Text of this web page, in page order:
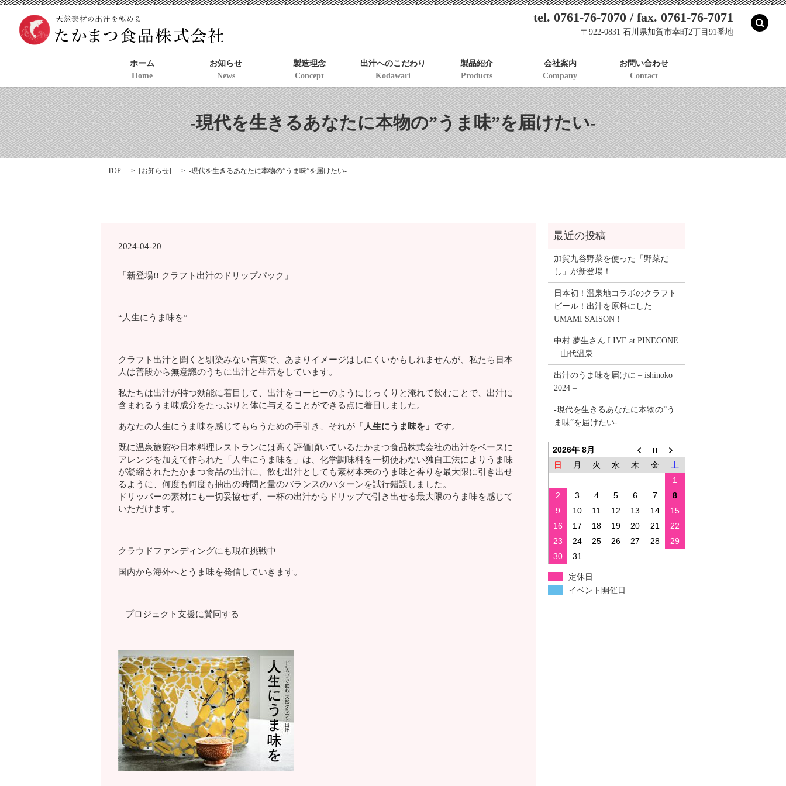
tel. 0761-76-7070 / fax. 0761-76-7071
〒922-0831 石川県加賀市幸町2丁目91番地
ホーム
Home
お知らせ
News
製造理念
Concept
出汁へのこだわり
Kodawari
製品紹介
Products
会社案内
Company
お問い合わせ
Contact
-現代を生きるあなたに本物の”うま味”を届けたい-
TOP [お知らせ] -現代を生きるあなたに本物の”うま味”を届けたい-
2024-04-20
「新登場!! クラフト出汁のドリップパック」
“人生にうま味を”
クラフト出汁と聞くと馴染みない言葉で、あまりイメージはしにくいかもしれませんが、私たち日本
人は普段から無意識のうちに出汁と生活をしています。
私たちは出汁が持つ効能に着目して、出汁をコーヒーのようにじっくりと淹れて飲むことで、出汁に
含まれるうま味成分をたっぷりと体に与えることができる点に着目しました。
あなたの人生にうま味を感じてもらうための手引き、それが「 人生にうま味を」 です。
既に温泉旅館や日本料理レストランには高く評価頂いているたかまつ食品株式会社の出汁をベースに
アレンジを加えて作られた「人生にうま味を」は、化学調味料を一切使わない独自工法によりうま味
が凝縮されたたかまつ食品の出汁に、飲む出汁としても素材本来のうま味と香りを最大限に引き出せ
るように、何度も何度も抽出の時間と量のバランスのパターンを試行錯誤しました。
ドリッパーの素材にも一切妥協せず、一杯の出汁からドリップで引き出せる最大限のうま味を感じて
いただけます。
クラウドファンディングにも現在挑戦中
国内から海外へとうま味を発信していきます。
– プロジェクト支援に賛同する –
加賀九谷野菜を使った「野菜だ
し」が新登場！
日本初！温泉地コラボのクラフト
ビール！出汁を原料にした
UMAMI SAISON！
中村 夢生さん LIVE at PINECONE
– 山代温泉
出汁のうま味を届けに – ishinoko
2024 –
-現代を生きるあなたに本物の”う
ま味”を届けたい-
2026年 8月
日
月 火 水 木 金
土
1
2
3 4 5 6 7
8
9
10 11 12 13 14
15
16
17 18 19 20 21
22
23
24 25 26 27 28
29
30
31
定休日
イベント開催日